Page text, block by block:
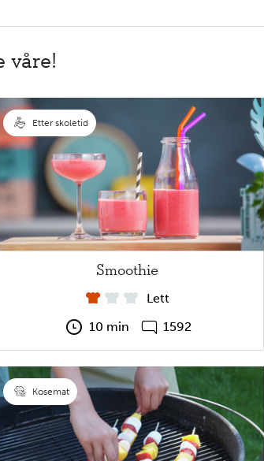
våre!
Etter skoletid
Smoothie
Lett
10 min
1592
Kosemat